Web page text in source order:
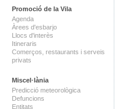
Promoció de la Vila
Agenda
Àrees d'esbarjo
Llocs d'interès
Itineraris
Comerços, restaurants i serveis
privats
Miscel·lània
Predicció meteorològica
Defuncions
Entitats